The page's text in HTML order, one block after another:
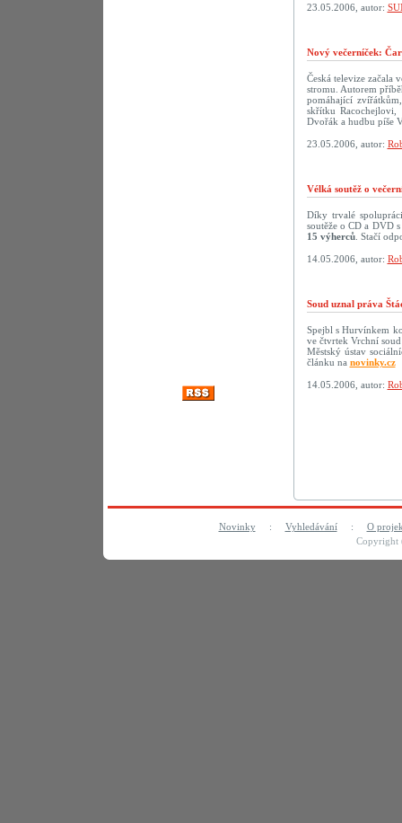
23.05.2006, autor:
Nový večerníček:
Česká televize začala
stromu. Autorem
pomáhající
skřítku
Dvořák a hudbu píše
23.05.2006, autor:
Vélká soutěž o
Díky trvalé
soutěže o CD a DVD
15 výherců. Stačí
14.05.2006, autor:
Soud uznal práva
Spejbl s Hurvínkem
ve čtvrtek Vrchní
Městský ústav
článku na novinky.cz
14.05.2006, autor:
Novinky: Vyhledávání: O
Copyright